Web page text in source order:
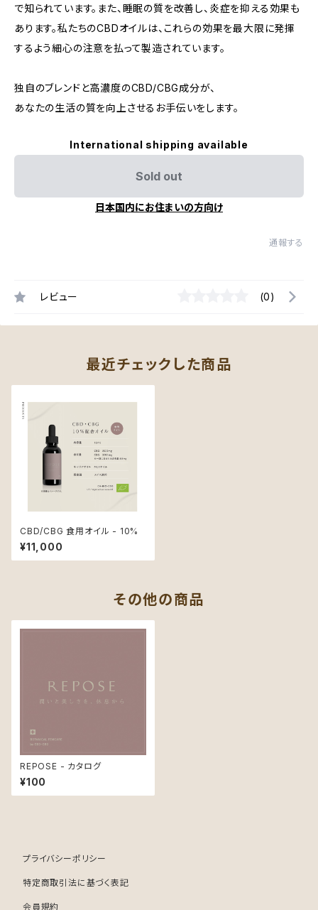
で知られています。また、睡眠の質を改善し、炎症を抑える効果も
あります。私たちのCBDオイルは、これらの効果を最大限に発揮
するよう細心の注意を払って製造されています。
独自のブレンドと高濃度のCBD/CBG成分が、
あなたの生活の質を向上させるお手伝いをします。
International shipping available
Sold out
日本国内にお住まいの方向け
通報する
レビュー (0)
最近チェックした商品
CBD/CBG 食用オイル - 10%
¥11,000
その他の商品
REPOSE - カタログ
¥100
プライバシーポリシー
特定商取引法に基づく表記
会員規約